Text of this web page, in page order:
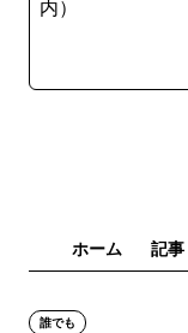
ホーム 記事
誰でも